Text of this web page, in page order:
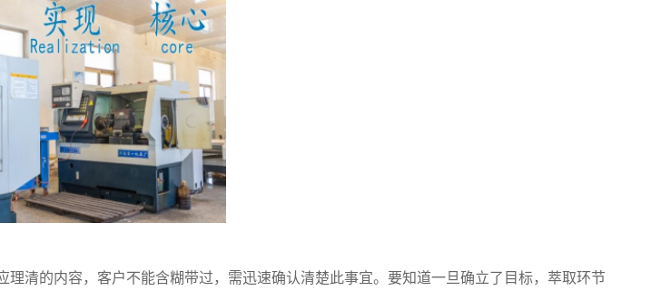
清的内容，客户不能含糊带过，需迅速确认清楚此事宜。要知道一旦确立了目标，萃取环节